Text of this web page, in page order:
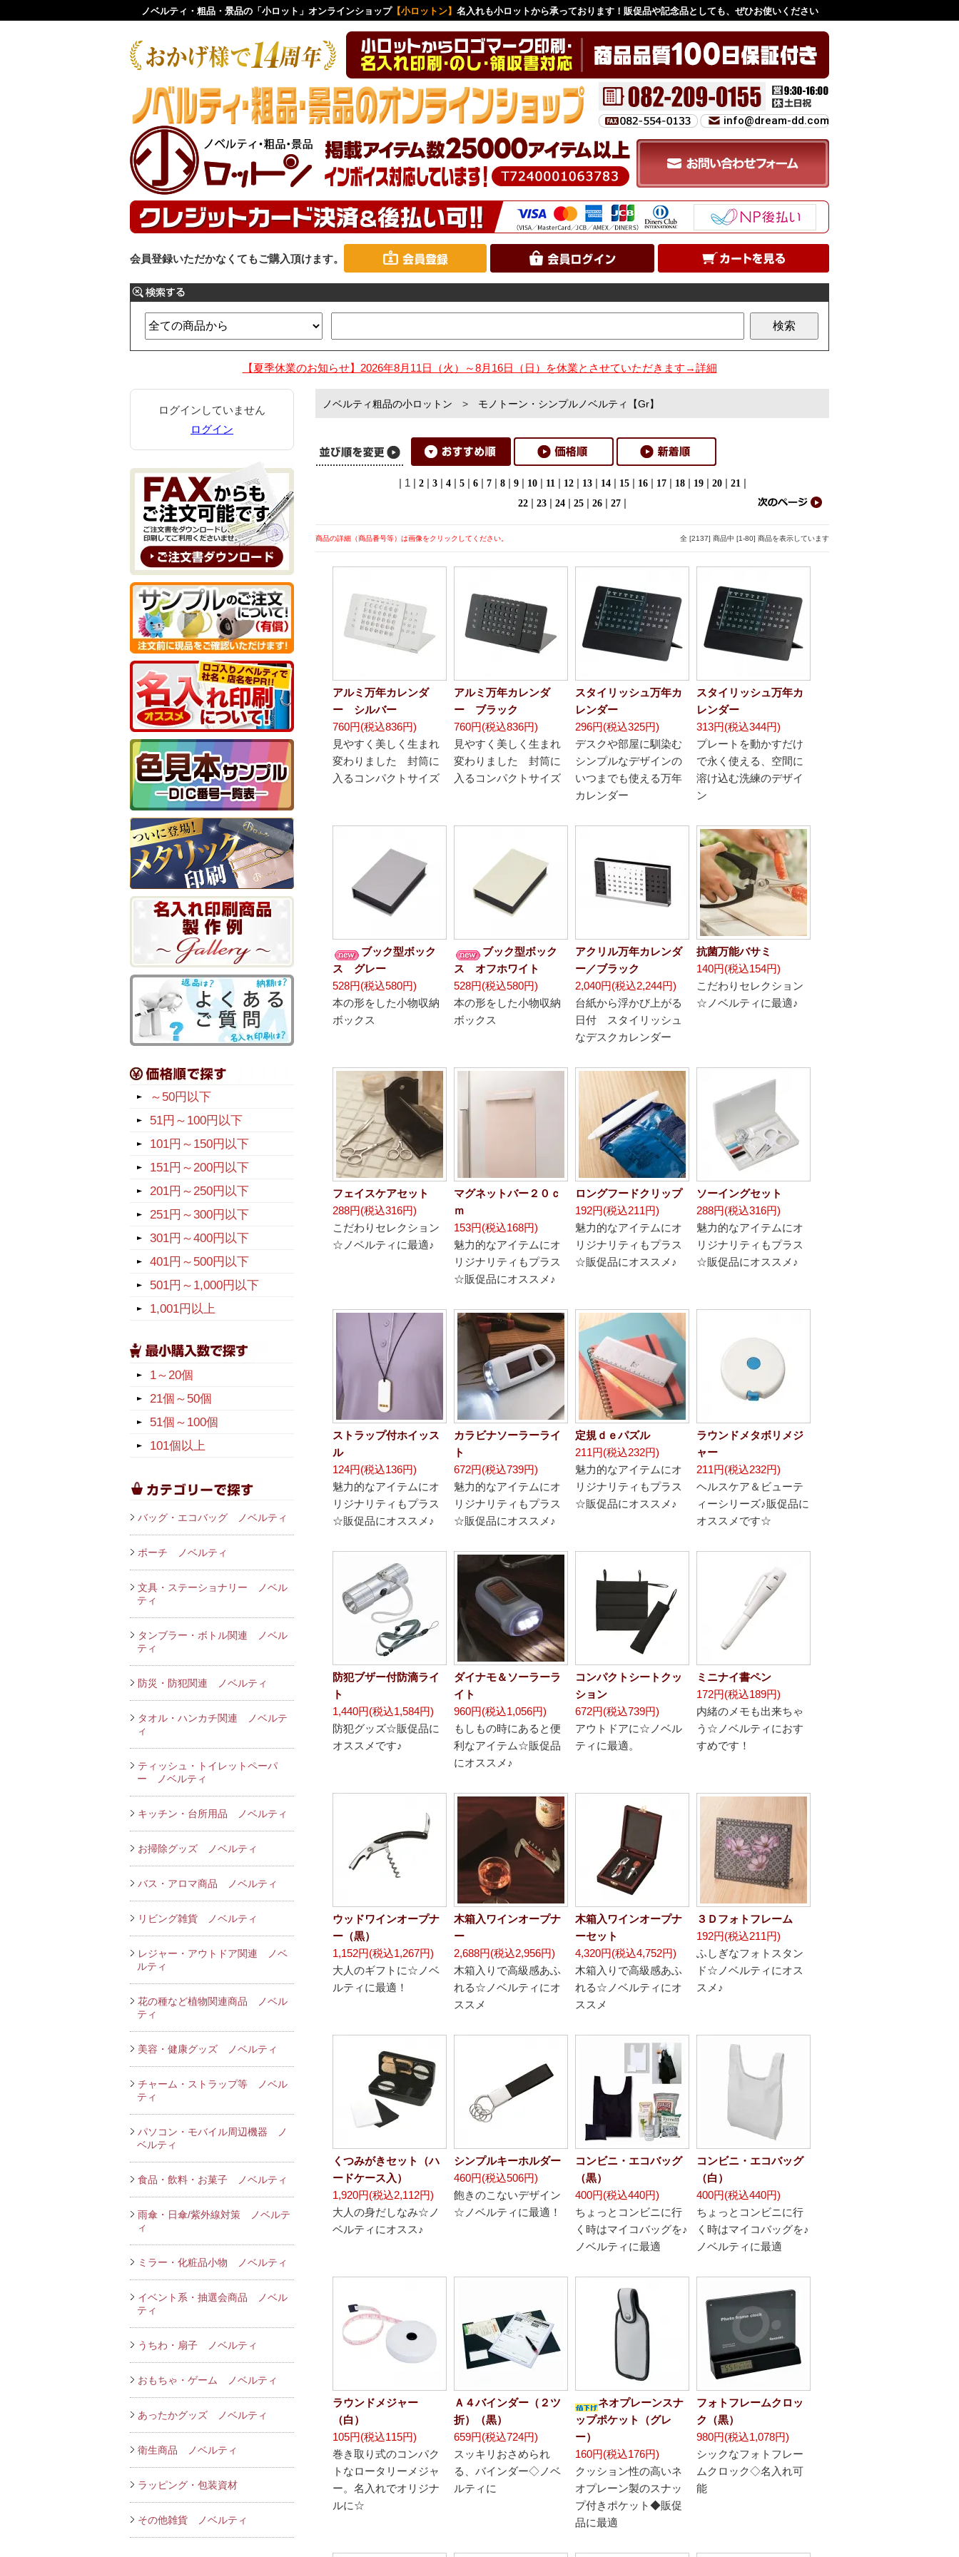
ノベルティ・粗品・景品の「小ロット」オンラインショップ【小ロットン】 名入れも小ロットから承っております！販促品や記念品としても、ぜひお使いください
info@dream-dd.com
会員登録いただかなくてもご購入頂けます。
【夏季休業のお知らせ】2026年8月11日（火）～8月16日（日）を休業とさせていただきます→詳細
ログインしていません
ログイン
～50円以下
51円～100円以下
101円～150円以下
151円～200円以下
201円～250円以下
251円～300円以下
301円～400円以下
401円～500円以下
501円～1,000円以下
1,001円以上
1～20個
21個～50個
51個～100個
101個以上
バッグ・エコバッグ ノベルティ
ポーチ ノベルティ
文具・ステーショナリー ノベル
ティ
タンブラー・ボトル関連 ノベル
ティ
防災・防犯関連 ノベルティ
タオル・ハンカチ関連 ノベルテ
ィ
ティッシュ・トイレットペーパ
ー ノベルティ
キッチン・台所用品 ノベルティ
お掃除グッズ ノベルティ
バス・アロマ商品 ノベルティ
リビング雑貨 ノベルティ
レジャー・アウトドア関連 ノベ
ルティ
花の種など植物関連商品 ノベル
ティ
美容・健康グッズ ノベルティ
チャーム・ストラップ等 ノベル
ティ
パソコン・モバイル周辺機器 ノ
ベルティ
食品・飲料・お菓子 ノベルティ
雨傘・日傘/紫外線対策 ノベルテ
ィ
ミラー・化粧品小物 ノベルティ
イベント系・抽選会商品 ノベル
ティ
うちわ・扇子 ノベルティ
おもちゃ・ゲーム ノベルティ
あったかグッズ ノベルティ
衛生商品 ノベルティ
ラッピング・包装資材
その他雑貨 ノベルティ
ノベルティ粗品の小ロットン > モノトーン・シンプルノベルティ【Gr】
| 1 | 2| 3| 4| 5| 6| 7| 8| 9| 10| 11 | 12| 13| 14| 15| 16| 17| 18| 19| 20| 21 |
22 | 23 | 24 | 25 | 26 | 27 |
商品の詳細（商品番号等）は画像をクリックしてください。 全 [2137] 商品中 [1-80] 商品を表示しています
アルミ万年カレンダ
ー シルバー
760円(税込836円)
見やすく美しく生まれ
変わりました 封筒に
入るコンパクトサイズ
アルミ万年カレンダ
ー ブラック
760円(税込836円)
見やすく美しく生まれ
変わりました 封筒に
入るコンパクトサイズ
スタイリッシュ万年カ
レンダー
296円(税込325円)
デスクや部屋に馴染む
シンプルなデザインの
いつまでも使える万年
カレンダー
スタイリッシュ万年カ
レンダー
313円(税込344円)
プレートを動かすだけ
で永く使える、空間に
溶け込む洗練のデザイ
ン
ブック型ボック
ス グレー
528円(税込580円)
本の形をした小物収納
ボックス
ブック型ボック
ス オフホワイト
528円(税込580円)
本の形をした小物収納
ボックス
アクリル万年カレンダ
ー／ブラック
2,040円(税込2,244円)
台紙から浮かび上がる
日付 スタイリッシュ
なデスクカレンダー
抗菌万能バサミ
140円(税込154円)
こだわりセレクション
☆ノベルティに最適♪
フェイスケアセット
288円(税込316円)
こだわりセレクション
☆ノベルティに最適♪
マグネットバー２０ｃ
ｍ
153円(税込168円)
魅力的なアイテムにオ
リジナリティもプラス
☆販促品にオススメ♪
ロングフードクリップ
192円(税込211円)
魅力的なアイテムにオ
リジナリティもプラス
☆販促品にオススメ♪
ソーイングセット
288円(税込316円)
魅力的なアイテムにオ
リジナリティもプラス
☆販促品にオススメ♪
ストラップ付ホイッス
ル
124円(税込136円)
魅力的なアイテムにオ
リジナリティもプラス
☆販促品にオススメ♪
カラビナソーラーライ
ト
672円(税込739円)
魅力的なアイテムにオ
リジナリティもプラス
☆販促品にオススメ♪
定規ｄｅパズル
211円(税込232円)
魅力的なアイテムにオ
リジナリティもプラス
☆販促品にオススメ♪
ラウンドメタボリメジ
ャー
211円(税込232円)
ヘルスケア＆ビューテ
ィーシリーズ♪販促品に
オススメです☆
防犯ブザー付防滴ライ
ト
1,440円(税込1,584円)
防犯グッズ☆販促品に
オススメです♪
ダイナモ＆ソーラーラ
イト
960円(税込1,056円)
もしもの時にあると便
利なアイテム☆販促品
にオススメ♪
コンパクトシートクッ
ション
672円(税込739円)
アウトドアに☆ノベル
ティに最適。
ミニナイ書ペン
172円(税込189円)
内緒のメモも出来ちゃ
う☆ノベルティにおす
すめです！
ウッドワインオープナ
ー（黒）
1,152円(税込1,267円)
大人のギフトに☆ノベ
ルティに最適！
木箱入ワインオープナ
ー
2,688円(税込2,956円)
木箱入りで高級感あふ
れる☆ノベルティにオ
ススメ
木箱入ワインオープナ
ーセット
4,320円(税込4,752円)
木箱入りで高級感あふ
れる☆ノベルティにオ
ススメ
３Ｄフォトフレーム
192円(税込211円)
ふしぎなフォトスタン
ド☆ノベルティにオス
スメ♪
くつみがきセット（ハ
ードケース入）
1,920円(税込2,112円)
大人の身だしなみ☆ノ
ベルティにオスス♪
シンプルキーホルダー
460円(税込506円)
飽きのこないデザイン
☆ノベルティに最適！
コンビニ・エコバッグ
（黒）
400円(税込440円)
ちょっとコンビニに行
く時はマイコバッグを♪
ノベルティに最適
コンビニ・エコバッグ
（白）
400円(税込440円)
ちょっとコンビニに行
く時はマイコバッグを♪
ノベルティに最適
ラウンドメジャー
（白）
105円(税込115円)
巻き取り式のコンパク
トなロータリーメジャ
ー。名入れでオリジナ
ルに☆
Ａ４バインダー（２ツ
折）（黒）
659円(税込724円)
スッキリおさめられ
る、バインダー◇ノベ
ルティに
ネオプレーンスナ
ップポケット（グレ
ー）
160円(税込176円)
クッション性の高いネ
オプレーン製のスナッ
プ付きポケット◆販促
品に最適
フォトフレームクロッ
ク（黒）
980円(税込1,078円)
シックなフォトフレー
ムクロック◇名入れ可
能